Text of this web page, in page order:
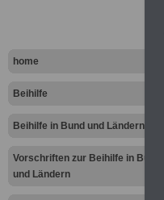
home
Beihilfe
Beihilfe in Bund und Ländern
Vorschriften zur Beihilfe in Bund
und Ländern